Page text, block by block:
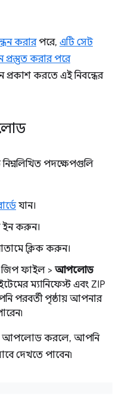
করারপরে, এটি সেট
করার পরে
করতে এই নিবন্ধের
পদক্ষেপগুলি
যান।
ইন করুন।
ক্লিক করুন।
ফাইল > আপলোড
ম্যানিফেস্ট এবং ZIP
পরবর্তী পৃষ্ঠায় আপনার
আপলোড করলে, আপনি
দেখতে পাবেন৷